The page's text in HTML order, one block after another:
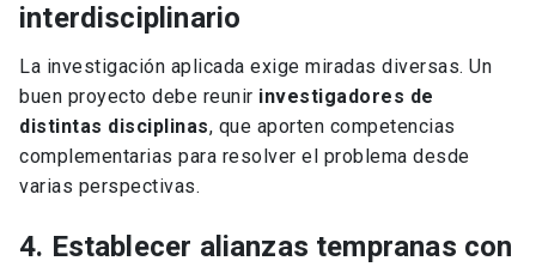
interdisciplinario
La investigación aplicada exige miradas diversas. Un
buen proyecto debe reunir investigadores de
distintas disciplinas, que aporten competencias
complementarias para resolver el problema desde
varias perspectivas.
4. Establecer alianzas tempranas con